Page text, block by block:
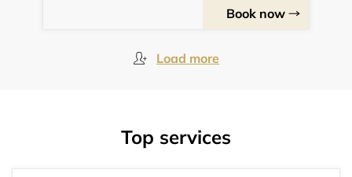
Book now
Load more
Top services